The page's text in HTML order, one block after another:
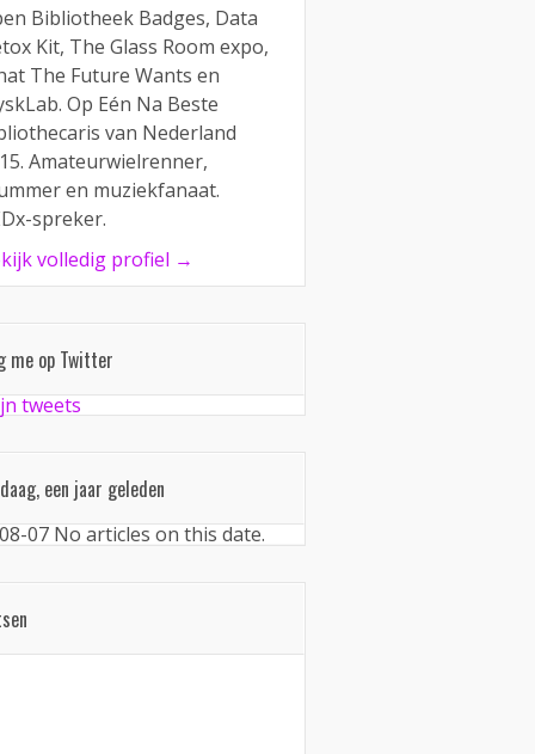
Bibliotheek Badges, Data
Kit, The Glass Room expo,
The Future Wants en
Op Eén Na Beste
van Nederland
Amateurwielrenner,
en muziekfanaat.
spreker.
volledig profiel →
me op Twitter
tweets
een jaar geleden
07 No articles on this date.